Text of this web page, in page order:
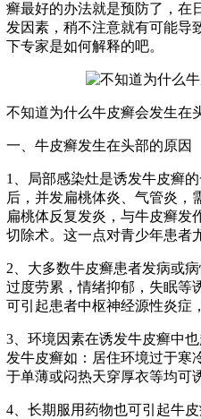
癣最好的办法就是预防了，在
发因素，稍不注意就有可能导
下专家是如何解释的吧。
不知道为什么牛皮癣会发生在
一、牛皮癣发生在头部的原因
1、局部感染灶是诱发牛皮癣
后，并发扁桃体炎、气管炎，
扁桃体反复发炎，与牛皮癣发
切除术。这一点对青少年患者
2、大多数牛皮癣患者发病或
过度劳累，情绪抑郁，失眠等
可引起患者中枢神经源性炎症
3、环境因素在诱发牛皮癣中
发牛皮癣如：居住环境过于寒
于单薄或闷热天穿厚衣等均可
4、长期服用药物也可引起牛